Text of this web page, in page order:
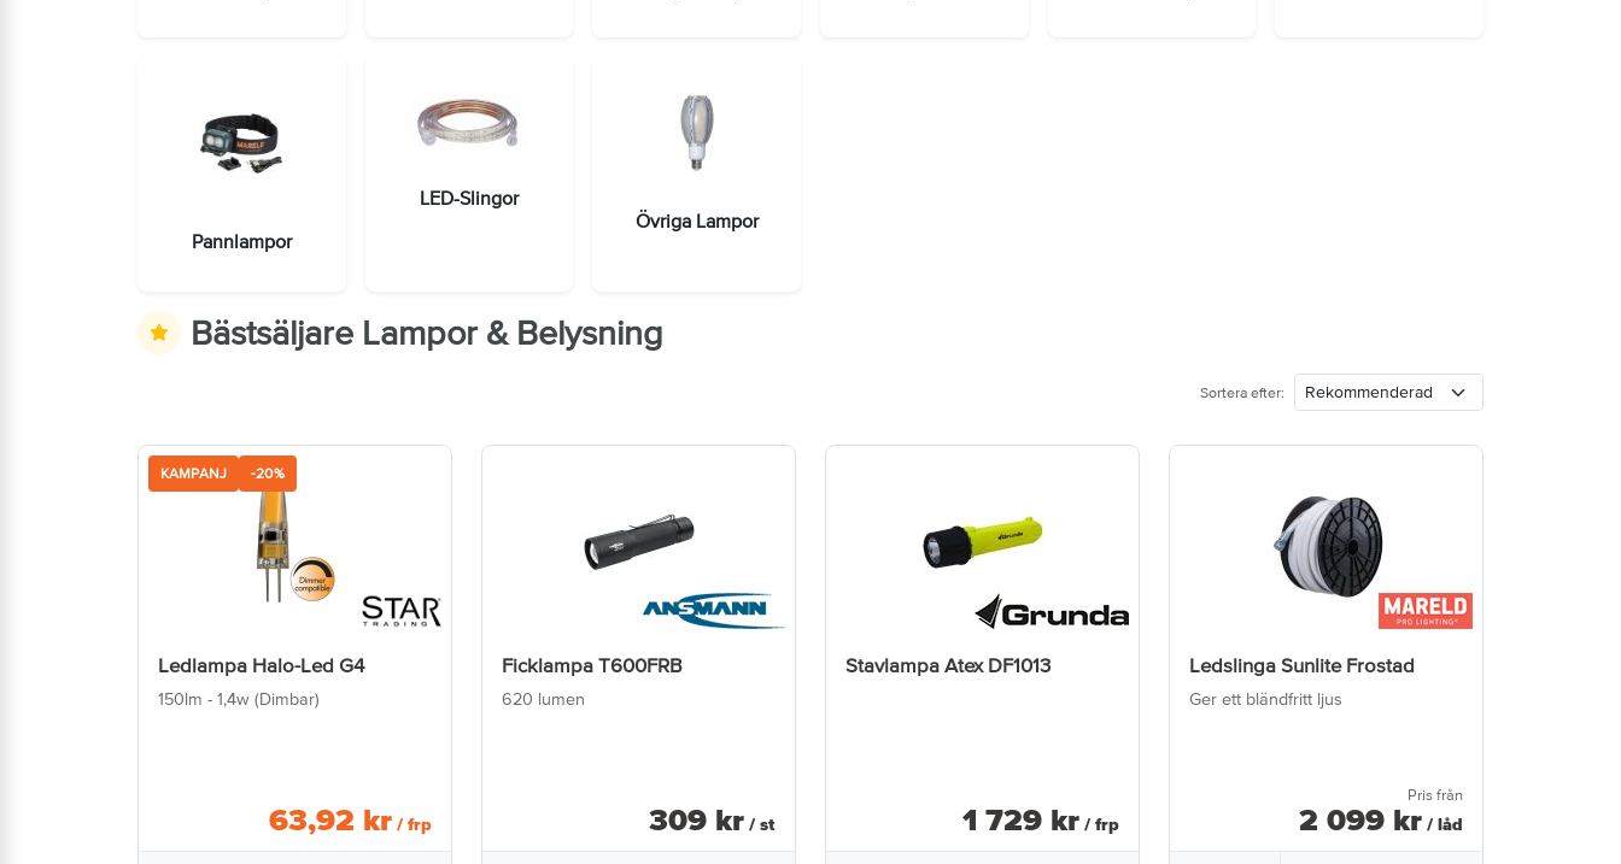
Pannlampor
LED-Slingor
Övriga Lampor
Bästsäljare Lampor & Belysning
Sortera efter:
KAMPANJ -20%
Ledlampa Halo-Led G4
150lm - 1,4w (Dimbar)
63,92 kr / frp
Ficklampa T600FRB
620 lumen
309 kr / st
Stavlampa Atex DF1013
1 729 kr / frp
Ledslinga Sunlite Frostad
Ger ett bländfritt ljus
Pris från
2 099 kr / låd